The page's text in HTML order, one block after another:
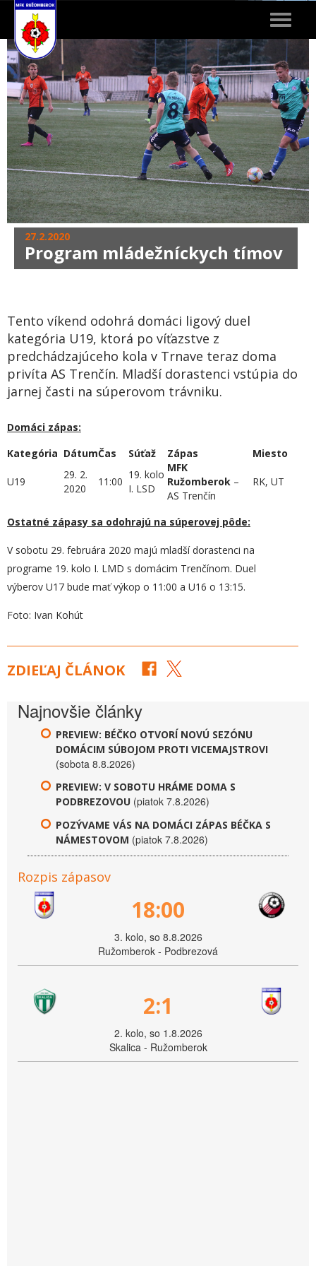
Toggle
27.2.2020
Program mládežníckych tímov
Tento víkend odohrá domáci ligový duel
kategória U19, ktorá po víťazstve z
predchádzajúceho kola v Trnave teraz doma
privíta AS Trenčín. Mladší dorastenci vstúpia do
jarnej časti na súperovom trávniku.
Domáci zápas:
Kategória DátumČas Súťaž Zápas Miesto
U19
29. 2.
2020
11:00
19. kolo
I. LSD
MFK
Ružomberok –
AS Trenčín
RK, UT
Ostatné zápasy sa odohrajú na súperovej pôde:
V sobotu 29. februára 2020 majú mladší dorastenci na
programe 19. kolo I. LMD s domácim Trenčínom. Duel
výberov U17 bude mať výkop o 11:00 a U16 o 13:15.
Foto: Ivan Kohút
ZDIEĽAJ ČLÁNOK
Najnovšie články
PREVIEW: BÉČKO OTVORÍ NOVÚ SEZÓNU
DOMÁCIM SÚBOJOM PROTI VICEMAJSTROVI
(sobota 8.8.2026)
PREVIEW: V SOBOTU HRÁME DOMA S
PODBREZOVOU (piatok 7.8.2026)
POZÝVAME VÁS NA DOMÁCI ZÁPAS BÉČKA S
NÁMESTOVOM (piatok 7.8.2026)
Rozpis zápasov
18:00
3. kolo, so 8.8.2026
Ružomberok - Podbrezová
2:1
2. kolo, so 1.8.2026
Skalica - Ružomberok